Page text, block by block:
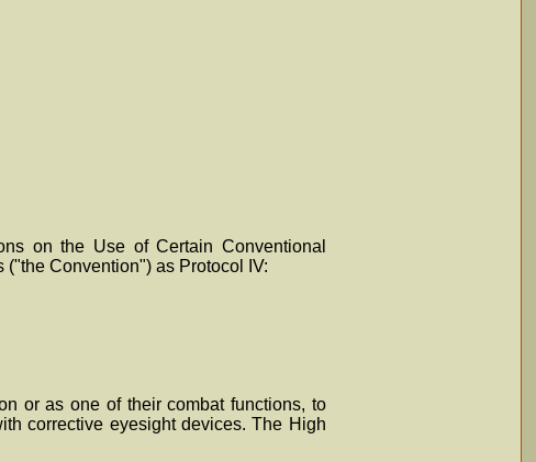
on the Use of Certain Conventional
Convention") as Protocol IV:
or as one of their combat functions, to
corrective eyesight devices. The High